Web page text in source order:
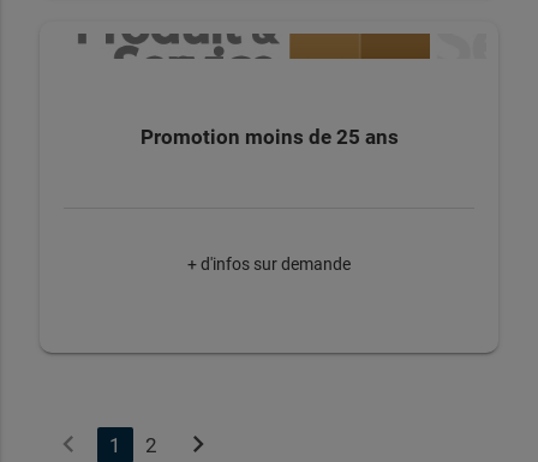
Promotion moins de 25 ans
+ d'infos sur demande
chevron_left 1 2 chevron_right